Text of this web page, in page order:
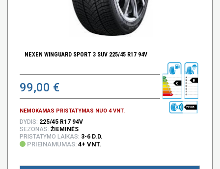
NEXEN WINGUARD SPORT 3 SUV 225/45 R17 94V
99,00 €
NEMOKAMAS PRISTATYMAS NUO 4 VNT.
C
B
72 DB
DYDIS: 225/45 R17 94V
SEZONAS: ŽIEMINĖS
PRISTATYMO LAIKAS: 3-6 D.D.
PRIEINAMUMAS: 4+ VNT.